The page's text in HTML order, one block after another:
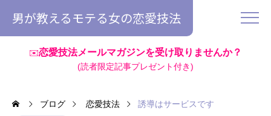
男が教えるモテる女の恋愛技法
✉️恋愛技法メールマガジンを受け取りませんか？
(読者限定記事プレゼント付き)
ブログ 恋愛技法 誘導はサービスです